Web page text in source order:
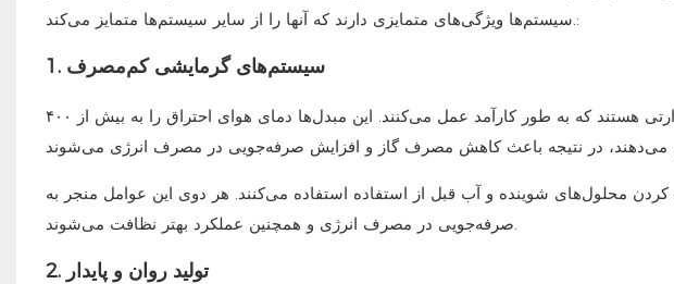
سیستم‌ها ویژگی‌های متمایزی دارند که آنها را از سایر سیستم‌ها متمایز می‌کند.:
1. سیستم‌های گرمایشی کم‌مصرف
مشعل‌های شرکت مهندسی هیتو دارای مبدل‌های حرارتی هستند که به طور کارآمد عمل می‌کنند. این مبدل‌ها دمای هوای احتراق را به بیش از ۴۰۰
محلول‌های شوینده و آب قبل از استفاده استفاده می‌کنند. هر دوی این عوامل منجر به
2. تولید روان و پایدار